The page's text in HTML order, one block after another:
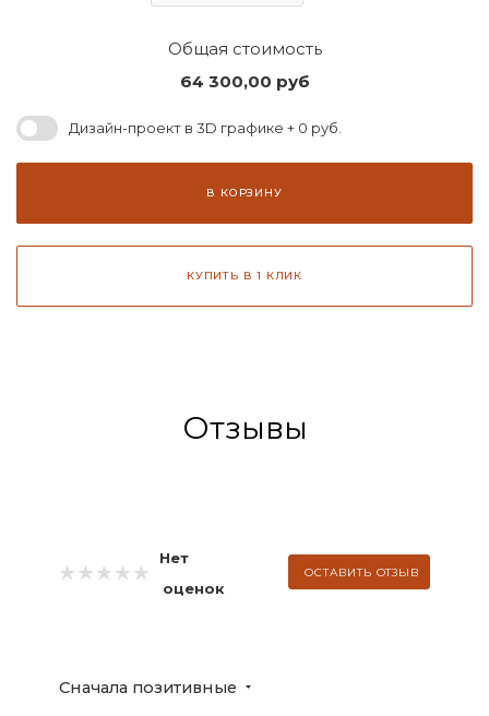
Общая стоимость
64 300,00 руб
Дизайн-проект в 3D графике + 0 руб.
В КОРЗИНУ
КУПИТЬ В 1 КЛИК
Отзывы
Нет
оценок
ОСТАВИТЬ ОТЗЫВ
Сначала позитивные